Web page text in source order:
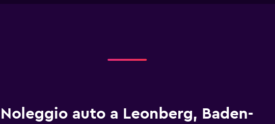
Y
axis
Noleggio auto a Leonberg, Baden-